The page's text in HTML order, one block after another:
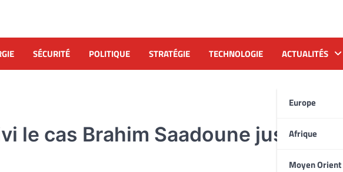
SÉCURITÉ POLITIQUE STRATÉGIE TECHNOLOGIE ACTUALITÉS
Europe
Afrique
Moyen Orient
le cas Brahim Saadoune jusqu’à sa